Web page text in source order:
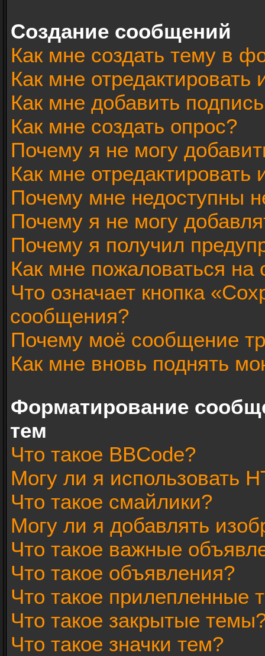
Создание сообщений
Как мне создать тему в
Как мне
Как мне добавить
Как мне создать опрос?
Почему я не могу
Как мне отредактировать
Почему мне недоступны
Почему я не могу
Почему я получил
Как мне пожаловаться
Что означает кнопка
сообщения?
Почему моё сообщение
Как мне вновь поднять
Форматирование
тем
Что такое BBCode?
Могу ли я использовать
Что такое смайлики?
Могу ли я добавлять
Что такое важные
Что такое объявления?
Что такое прилепленные
Что такое закрытые
Что такое значки тем?